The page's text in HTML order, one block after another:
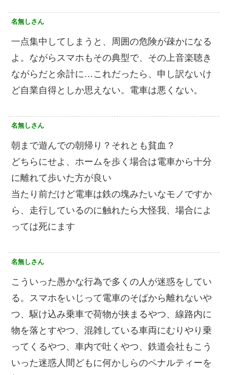
名無しさん
一点集中してしまうと、周囲の危険が疎かになる
よ。ながらスマホもその典型で、その上音楽聴き
ながらだと余計に…これだったら、申し訳ないけ
ど自業自得としか思えない。電車は悪くない。
名無しさん
朝まで遊んでの朝帰り？それとも貧血？
どちらにせよ、ホームを歩く場合は電車から十分
に離れて歩いた方が良い
当たり前だけど電車は鉄の塊みたいなモノですか
ら、走行しているのに触れたら大怪我、場合によ
っては死にます
名無しさん
こういった愚かな行為で多くの人が迷惑をしてい
る。スマホをいじって電車のそばから離れないや
つ、駆け込み乗車で荷物が挟まるやつ、線路内に
物を落とすやつ、混雑している車両にむりやり乗
ってくるやつ、車内で吐くやつ、鉄道会社もこう
いった迷惑人間どもに何かしらのペナルティーを